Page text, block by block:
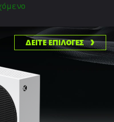
ΔΕΙΤΕ ΕΠΙΛΟΓΕΣ